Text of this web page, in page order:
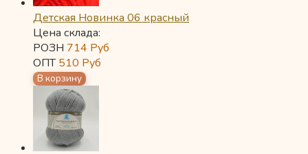
Детская Новинка 06 красный
Цена склада:
РОЗН 714 Руб
ОПТ510 Руб